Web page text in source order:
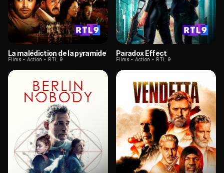
La malédiction de la pyramide
Films Action RTL 9
Paradox Effect
Films Action RTL 9